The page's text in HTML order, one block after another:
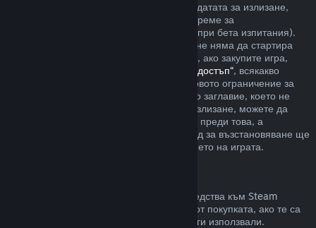
Когато закупите заглавие в Steam преди датата за излизане,
двучасовото ограничение на игралното време за
възстановяване ще е приложимо (освен при бета изпитания).
Но 14-дневният период за възстановяване няма да стартира
преди датата за излизане. Ето например, ако закупите игра,
„Разширен достъп“, всякакво
игрално време ще се отчита към двучасовото ограничение за
възстановяване. Ако предплатите дадено заглавие, което не
може да бъде пускано преди датата за излизане, можете да
изискате възстановяване по всяко време преди това, а
стандартният 14-дневен/двучасов период за възстановяване ще
се прилага, считано от датата за излизането на играта.
Може да изискате възстановяване на средства към Steam
портфейл в четиринадесет дневен срок от покупката, ако те са
били закупени в Steam и все още не сте ги използвали.